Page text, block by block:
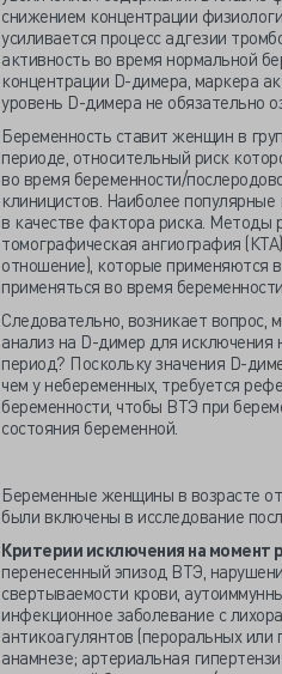
снижением концентрации
усиливается процесс адгезии
активность во время нормальной
концентрации D-димера, маркера
уровень D-димера не обязательно
Беременность ставит женщин в
периоде, относительный риск
во время беременности/
клиницистов. Наиболее
в качестве фактора риска. Методы
томографическая ангиография
отношение), которые применяются
применяться во время
Следовательно, возникает вопрос,
анализ на D-димер для
период? Поскольку значения D-
чем у небеременных, требуется
беременности, чтобы ВТЭ при
состояния беременной.
Беременные женщины в возрасте
были включены в исследование
Критерии исключения на момент
перенесенный эпизод ВТЭ,
свертываемости крови,
инфекционное заболевание с
антикоагулянтов (пероральных
анамнезе; артериальная